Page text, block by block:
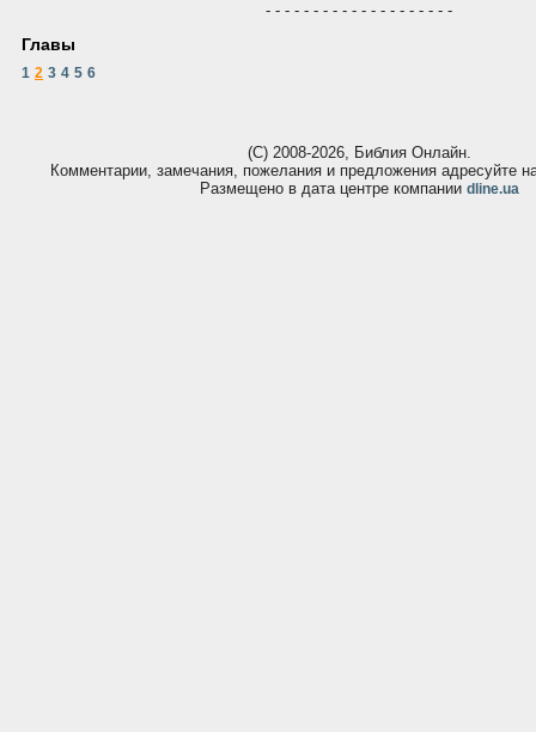
- - - - - - - - - - - - - - - - - - - -
Главы
1 2 3 4 5 6
(С) 2008-2026, Библия Онлайн.
Комментарии, замечания, пожелания и предложения адресуйте
Размещено в дата центре компании dline.ua